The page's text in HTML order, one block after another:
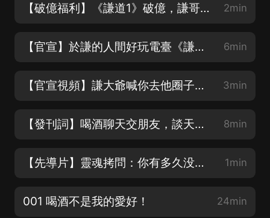
【破億福利】《謙道1》破億，謙哥送福利 2min
【官宣】於謙的人間好玩電臺《謙道•笑玩江湖》歡樂上線啦！ 6min
【官宣視頻】謙大爺喊你去他圈子撒了歡玩兒 3min
【發刊詞】喝酒聊天交朋友，談天說地混江湖 8min
【先導片】靈魂拷問：你有多久没玩兒了？ 1min
001 喝酒不是我的愛好！ 24min